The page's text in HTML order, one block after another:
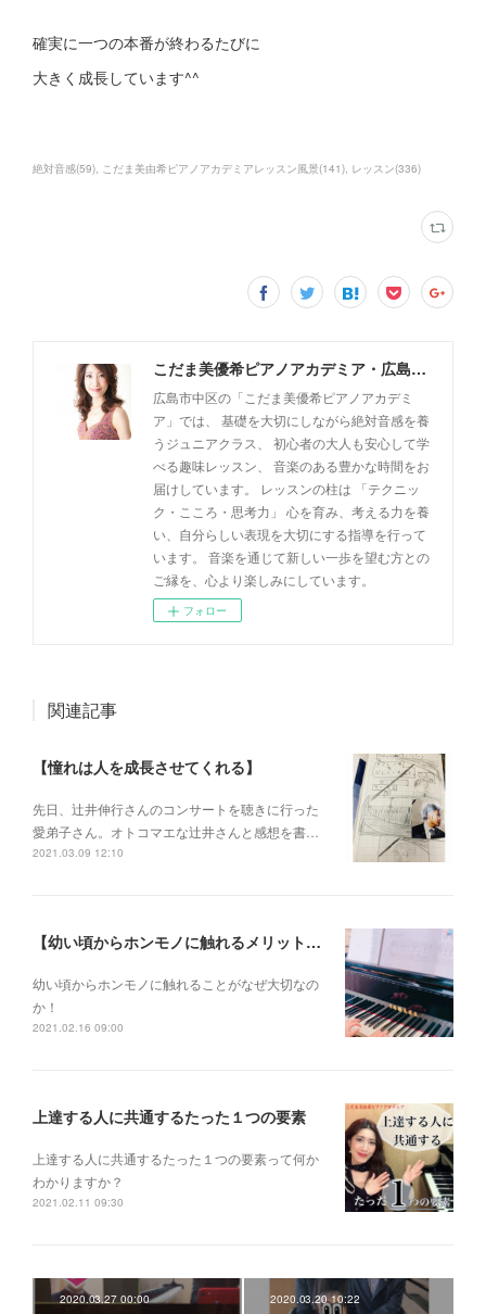
確実に一つの本番が終わるたびに
大きく成長しています^^
絶対音感(59) こだま美由希ピアノアカデミアレッスン風景(141) レッスン(336)
こだま美優希ピアノアカデミア・広島市中区
広島市中区の「こだま美優希ピアノアカデミ
ア」では、 基礎を大切にしながら絶対音感を養
うジュニアクラス、 初心者の大人も安心して学
べる趣味レッスン、 音楽のある豊かな時間をお
届けしています。 レッスンの柱は 「テクニッ
ク・こころ・思考力」 心を育み、考える力を養
い、自分らしい表現を大切にする指導を行って
います。 音楽を通じて新しい一歩を望む方との
ご縁を、心より楽しみにしています。
フォロー
関連記事
【憧れは人を成長させてくれる】
先日、辻井伸行さんのコンサートを 聴きに行った
愛弟子さん。 オトコマエな辻井さんと 感想を書…
2021.03.09 12:10
【幼い頃からホンモノに触れるメリットとは？】
幼い頃からホンモノに 触れることがなぜ大切なの
か！
2021.02.16 09:00
上達する人に共通するたった１つの要素
上達する人に共通するたった１つの要素って何か
わかりますか？
2021.02.11 09:30
2020.03.27 00:00 2020.03.20 10:22